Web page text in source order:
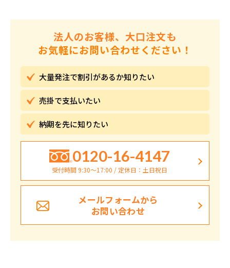
法人のお客様、大口注文も
お気軽にお問い合わせください！
大量発注で割引があるか知りたい
売掛で支払いたい
納期を先に知りたい
0120-16-4147
受付時間 9:30〜17:00 / 定休日：土日祝日
メールフォームから
お問い合わせ